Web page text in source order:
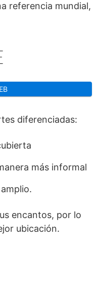
referencia mundial,
diferenciadas:
más informal
encantos, por lo
ubicación.